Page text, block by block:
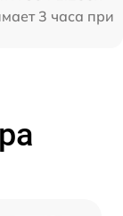
3 часа при